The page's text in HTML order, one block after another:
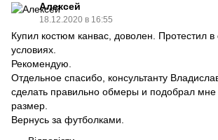
Алексей
18.12.2020 в 16:55
Купил костюм канвас, доволен. Протестил
условиях.
Рекомендую.
Отдельное спасибо, консультанту
сделать правильно обмеры и подобрал мне
размер.
Вернусь за футболками.